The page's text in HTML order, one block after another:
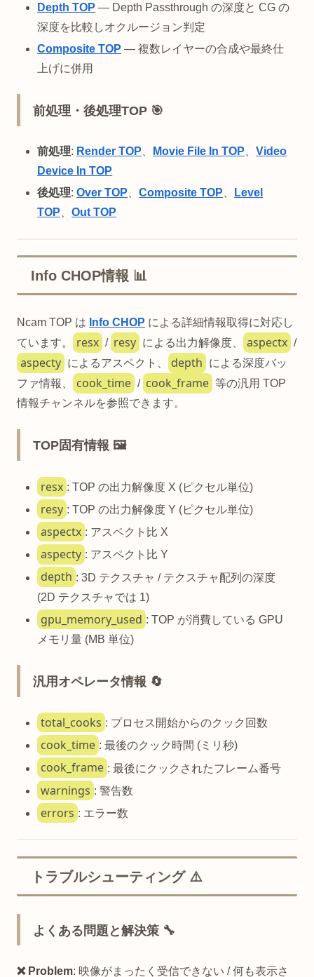
Depth TOP — Depth Passthrough の深度と CG の
深度を比較しオクルージョン判定
Composite TOP — 複数レイヤーの合成や最終仕
上げに併用
前処理・後処理TOP 🎯
前処理: Render TOP Movie File In TOP 、Video
Device In TOP
後処理:Over TOP 、Composite TOP
Level
TOP 、Out TOP
Info CHOP情報 📊
Ncam TOP は Info CHOP による詳細情報取得に対応し
ています。
resx / resy による出力解像度、 aspectx /
aspecty によるアスペクト、 depth
による深度バッ
ファ情報、
cook_time / cook_frame 等の汎用 TOP
情報チャンネルを参照できます。
TOP固有情報 🖼️
resx : TOP の出力解像度 X (ピクセル単位)
resy : TOP の出力解像度 Y (ピクセル単位)
aspectx : アスペクト比 X
aspecty : アスペクト比 Y
depth : 3D テクスチャ / テクスチャ配列の深度
(2D テクスチャでは 1)
gpu_memory_used : TOP が消費している GPU
メモリ量 (MB 単位)
汎用オペレータ情報 🔄
total_cooks : プロセス開始からのクック回数
cook_time : 最後のクック時間 (ミリ秒)
cook_frame : 最後にクックされたフレーム番号
warnings : 警告数
errors : エラー数
トラブルシューティング ⚠️
よくある問題と解決策 🔧
❌ Problem: 映像がまったく受信できない / 何も表示さ